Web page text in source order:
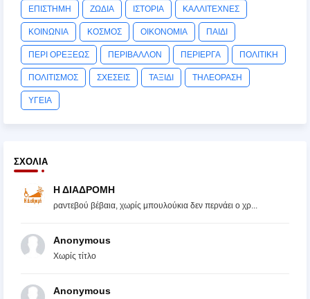
ΕΠΙΣΤΗΜΗ ΖΩΔΙΑ ΙΣΤΟΡΙΑ ΚΑΛΛΙΤΕΧΝΕΣ
ΚΟΙΝΩΝΙΑ ΚΟΣΜΟΣ ΟΙΚΟΝΟΜΙΑ ΠΑΙΔΙ
ΠΕΡΙ ΟΡΕΞΕΩΣ ΠΕΡΙΒΑΛΛΟΝ ΠΕΡΙΕΡΓΑ ΠΟΛΙΤΙΚΗ
ΠΟΛΙΤΙΣΜΟΣ ΣΧΕΣΕΙΣ ΤΑΞΙΔΙ ΤΗΛΕΟΡΑΣΗ
ΥΓΕΙΑ
ΣΧΌΛΙΑ
Η ΔΙΑΔΡΟΜΗ
ραντεβού βέβαια, χωρίς μπουλούκια δεν περνάει ο χρ...
Anonymous
Χωρίς τίτλο
Anonymous